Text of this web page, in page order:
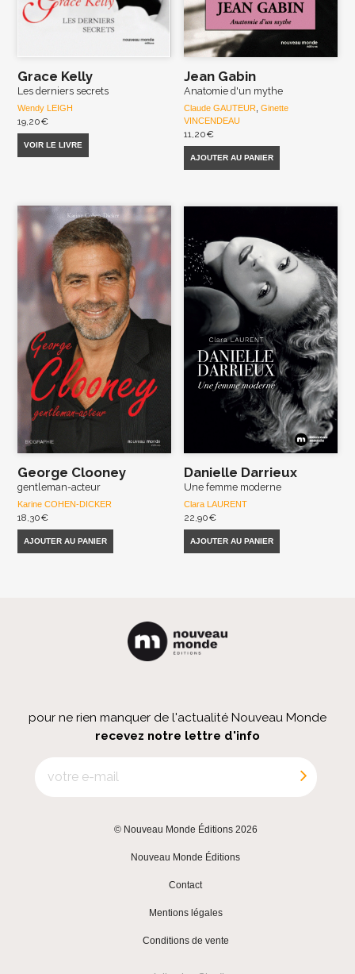
Grace Kelly
Les derniers secrets
Wendy LEIGH
19,20€
VOIR LE LIVRE
Jean Gabin
Anatomie d'un mythe
Claude GAUTEUR ,Ginette
VINCENDEAU
11,20€
AJOUTER AU PANIER
George Clooney
gentleman-acteur
Karine COHEN-DICKER
18,30€
AJOUTER AU PANIER
Danielle Darrieux
Une femme moderne
Clara LAURENT
22,90€
AJOUTER AU PANIER
pour ne rien manquer de l'actualité Nouveau Monde
recevez notre lettre d'info
© Nouveau Monde Éditions 2026
Nouveau Monde Éditions
Contact
Mentions légales
Conditions de vente